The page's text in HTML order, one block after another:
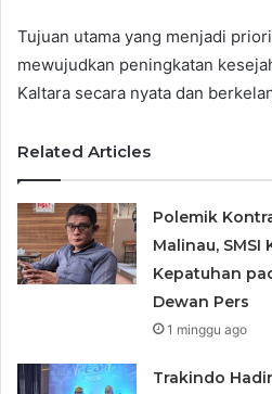
Tujuan utama yang menjadi
mewujudkan peningkatan
Kaltara secara nyata dan
Related Articles
Polemik
Malinau,
Kepatuhan
Dewan Pers
1 minggu ago
Trakindo